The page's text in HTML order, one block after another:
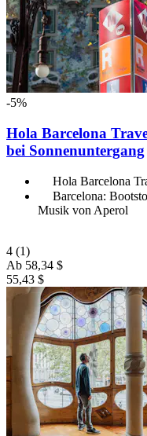
-5%
Hola Barcelona
bei Sonnenuntergang
Hola Barcelona
Barcelona:
Musik von Aperol
4 (1)
Ab 58,34 $
55,43 $